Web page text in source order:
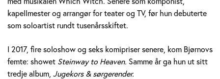
d
j
kapellmester og arrangør for teater og TV, før hun debuterte
som soloartist rundt tusenårsskiftet.
I 2017, fire soloshow og seks komipriser senere, kom Bjørnovs
femte: showet Steinway to Heaven. Samme år ga hun ut sitt
tredje album, Jugekors & sørgerender.